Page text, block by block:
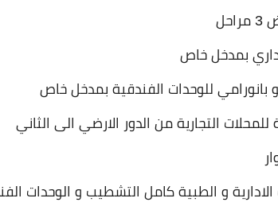
التجارية من الدور الارضي الى الثاني
و الطبية كامل التشطيب و الوحدات